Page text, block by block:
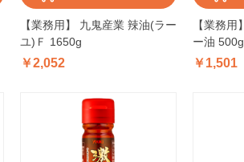
【業務用】 九鬼産業 辣油(ラー
ユ)Ｆ 1650g
￥2,052
【業務
ー油 500g
￥1,501